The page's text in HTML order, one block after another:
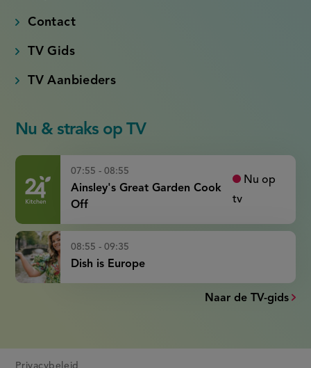
Contact
TV Gids
TV Aanbieders
Nu & straks op TV
07:55 - 08:55
Ainsley's Great Garden Cook
Off
Nu op
tv
08:55 - 09:35
Dish is Europe
Naar de TV-gids
Privacybeleid